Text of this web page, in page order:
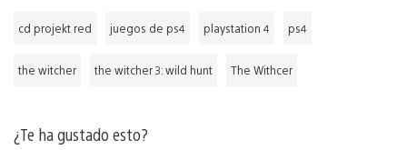
cd projekt red juegos de ps4 playstation 4 ps4
the witcher the witcher 3: wild hunt The Withcer
¿Te ha gustado esto?